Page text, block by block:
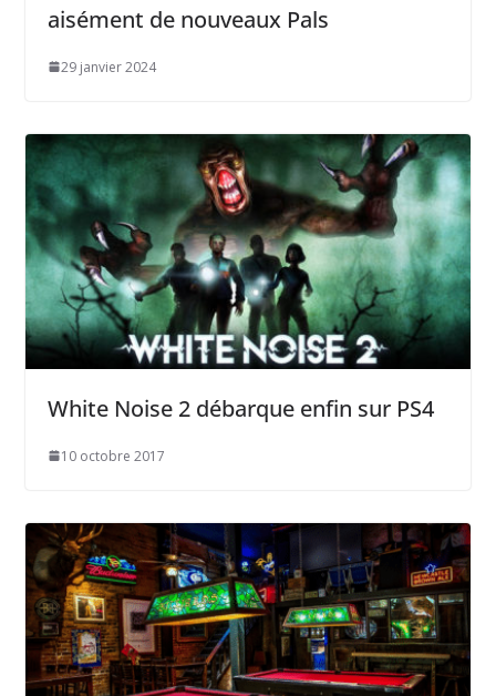
aisément de nouveaux Pals
29 janvier 2024
White Noise 2 débarque enfin sur PS4
10 octobre 2017